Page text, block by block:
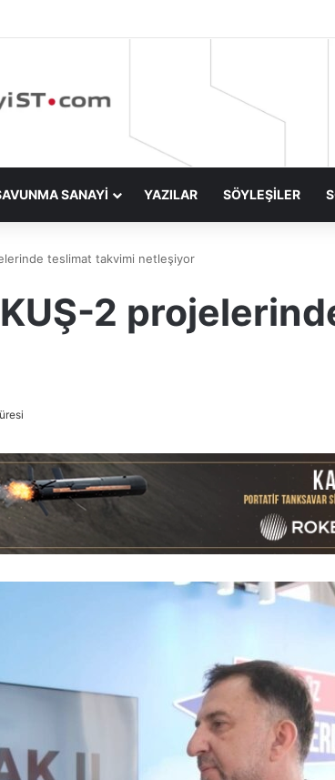
SANAYİ YAZILAR SÖYLEŞİLER
teslimat takvimi netleşiyor
2